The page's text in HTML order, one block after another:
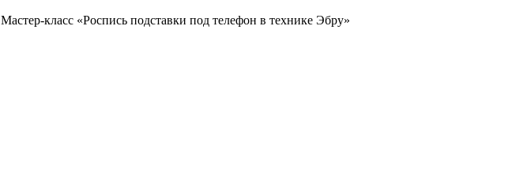
Мастер-класс «Роспись подставки под телефон в технике Эбру»